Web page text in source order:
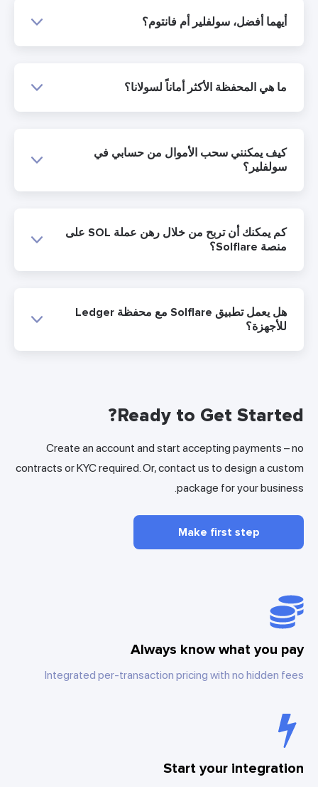
أيهما أفضل، سولفلير أم فانتوم؟
ما هي المحفظة الأكثر أماناً لسولانا؟
كيف يمكنني سحب الأموال من حسابي في
سولفلير؟
كم يمكنك أن تربح من خلال رهن عملة SOL على
منصة Solflare؟
هل يعمل تطبيق Solflare مع محفظة Ledger
للأجهزة؟
Ready to Get Started?
Create an account and start accepting payments – no
contracts or KYC required. Or, contact us to design a custom
package for your business.
Make first step
Always know what you pay
Integrated per-transaction pricing with no hidden fees
Start your integration